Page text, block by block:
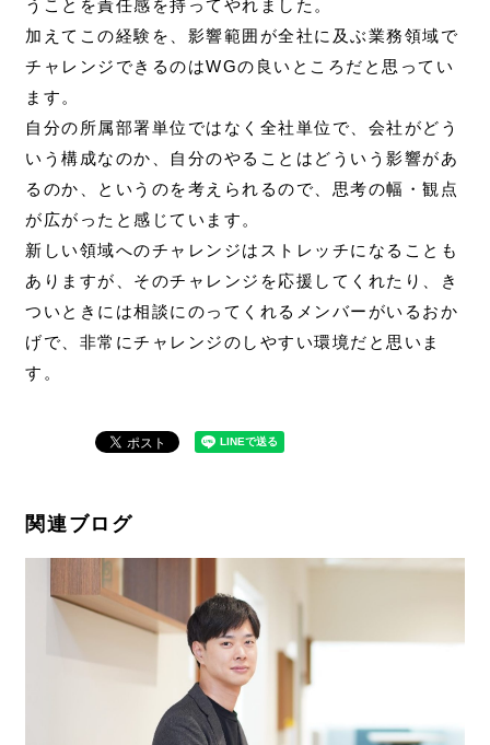
うことを責任感を持ってやれました。
加えてこの経験を、影響範囲が全社に及ぶ業務領域で
チャレンジできるのはWGの良いところだと思ってい
ます。
自分の所属部署単位ではなく全社単位で、会社がどう
いう構成なのか、自分のやることはどういう影響があ
るのか、というのを考えられるので、思考の幅・観点
が広がったと感じています。
新しい領域へのチャレンジはストレッチになることも
ありますが、そのチャレンジを応援してくれたり、き
ついときには相談にのってくれるメンバーがいるおか
げで、非常にチャレンジのしやすい環境だと思いま
す。
関連ブログ